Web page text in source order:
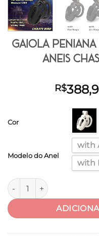
Gaiola Peniana
Anéis
R$
Cor
Modelo do Anel
with
with
Gaiola Peniana